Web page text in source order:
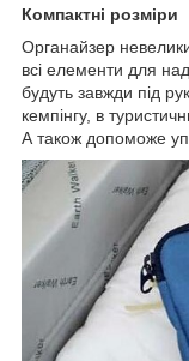
Компактні розміри
Органайзер
всі елементи для
будуть завжди під
кемпінгу, в
А також допоможе